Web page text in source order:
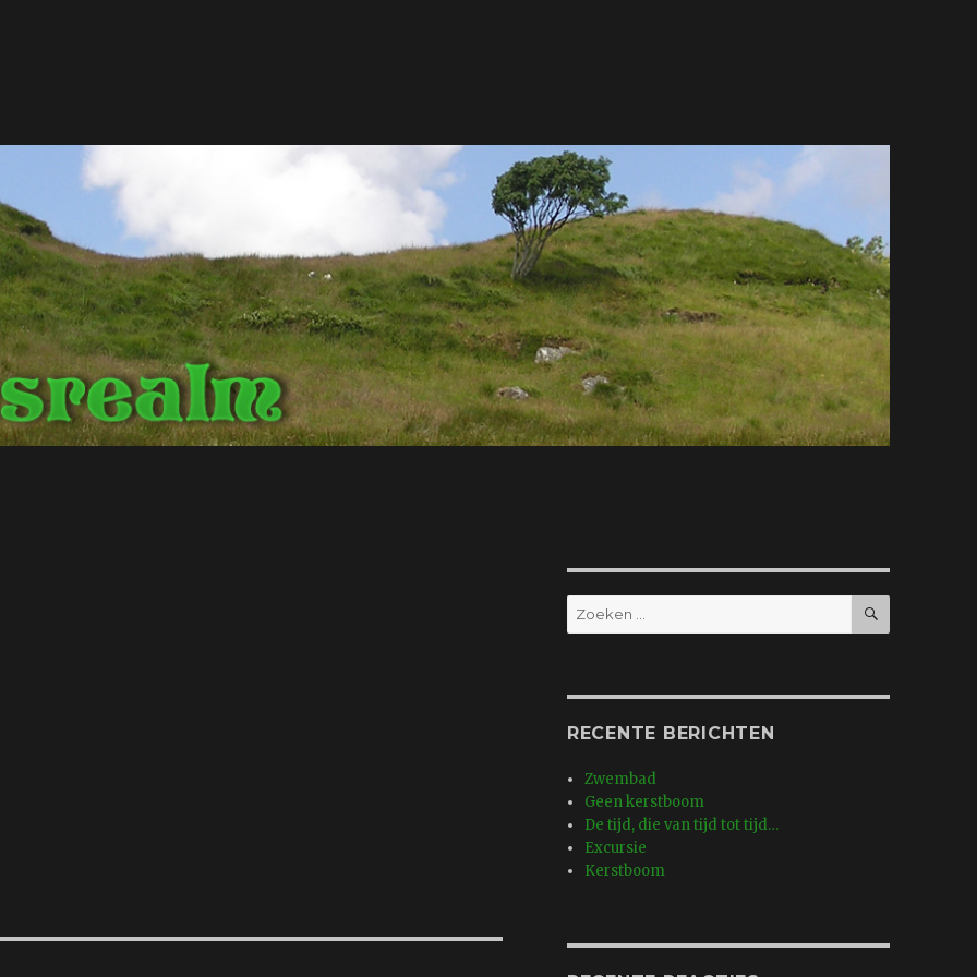
Zoeken
naar:
ZOEKEN
RECENTE BERICHTEN
Zwembad
Geen kerstboom
De tijd, die van tijd tot tijd…
Excursie
Kerstboom